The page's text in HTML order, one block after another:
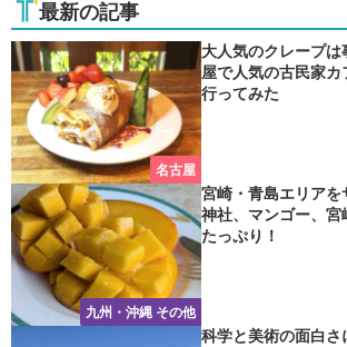
最新の記事
名古屋
大人気のクレープ
屋で人気の古民家
行ってみた
九州・沖縄 その他
宮崎・青島エリアを
神社、マンゴー、宮
たっぷり！
科学と美術の面白